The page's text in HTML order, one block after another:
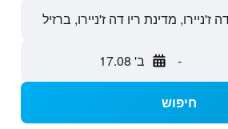
- ב' 17.08
חיפוש